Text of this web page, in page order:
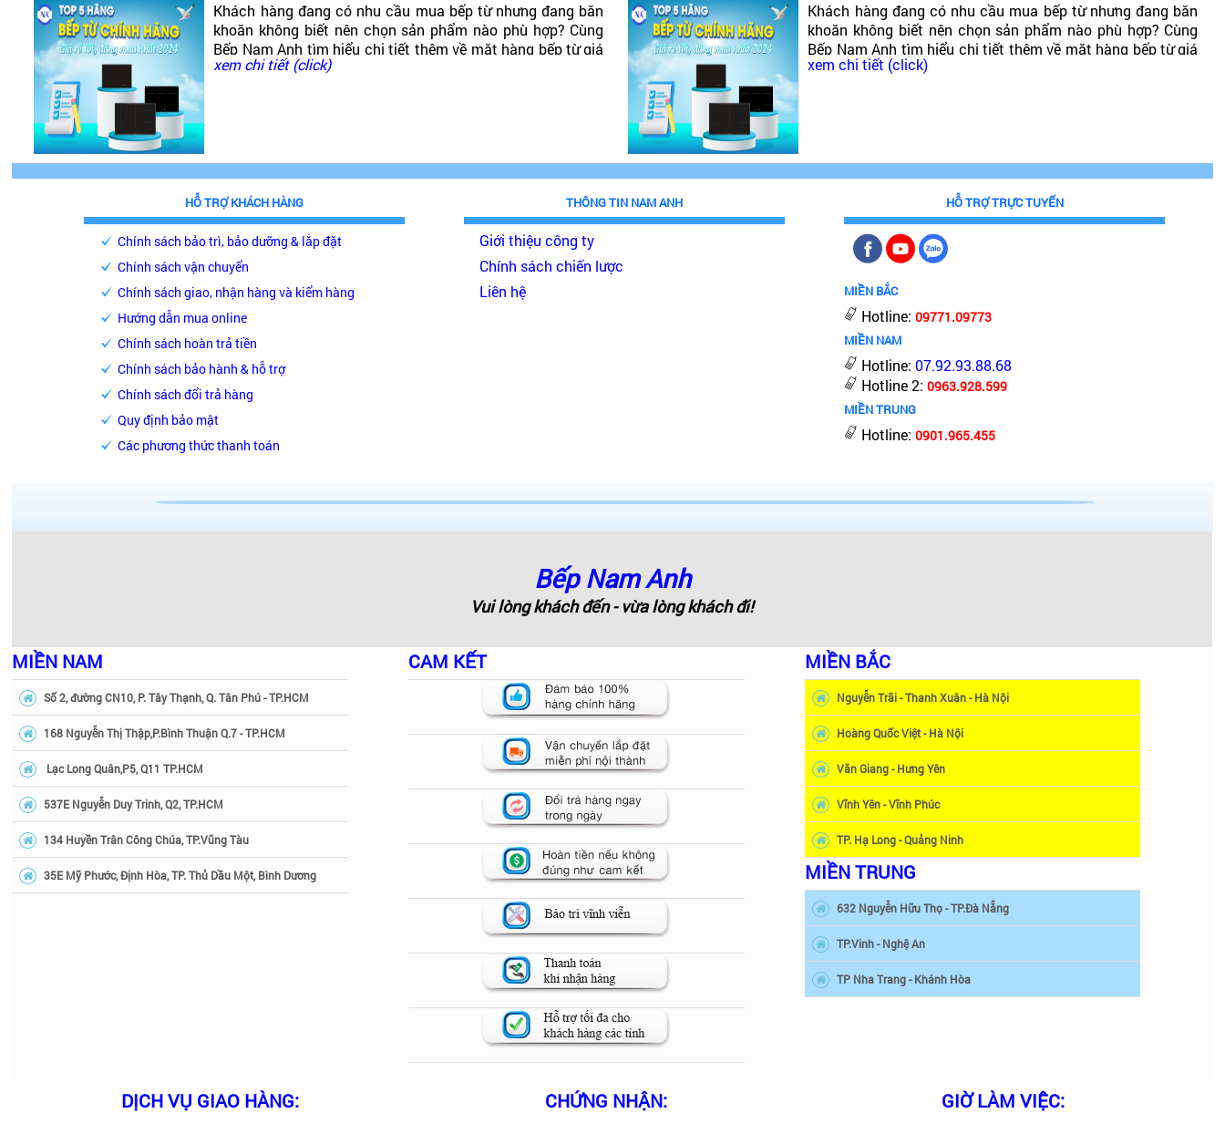
Khách hàng đang có nhu cầu mua bếp từ nhưng đang băn
khoăn không biết nên chọn sản phẩm nào phù hợp? Cùng
Bếp Nam Anh tìm hiểu chi tiết thêm về mặt hàng bếp từ giá
phải chăng, chất lượng cao, đáng mua nhất 2024!
xem chi tiết (click)
Khách hàng đang có nhu cầu mua bếp từ nhưng đang băn
khoăn không biết nên chọn sản phẩm nào phù hợp? Cùng
Bếp Nam Anh tìm hiểu chi tiết thêm về mặt hàng bếp từ giá
phải chăng, chất lượng cao, đáng mua nhất 2024!
xem chi tiết (click)
HỖ TRỢ KHÁCH HÀNG
Chính sách bảo trì, bảo dưỡng & lắp đặt
Chính sách vận chuyển
Chính sách giao, nhận hàng và kiểm hàng
Hướng dẫn mua online
Chính sách hoàn trả tiền
Chính sách bảo hành & hỗ trợ
Chính sách đổi trả hàng
Quy định bảo mật
Các phương thức thanh toán
THÔNG TIN NAM ANH
Giới thiệu công ty
Chính sách chiến lược
Liên hệ
HỖ TRỢ TRỰC TUYẾN
MIỀN BẮC
Hotline:09771.09773
MIỀN NAM
Hotline:07.92.93.88.68
Hotline 2:0963.928.599
MIỀN TRUNG
Hotline:0901.965.455
Bếp Nam Anh
Vui lòng khách đến - vừa lòng khách đi!
MIỀN NAM
Số 2, đường CN10, P. Tây Thạnh, Q. Tân Phú - TP.HCM
168 Nguyễn Thị Thập,P.Bình Thuận Q.7 - TP.HCM
Lạc Long Quân,P5, Q11 TP.HCM
537E Nguyễn Duy Trinh, Q2, TP.HCM
134 Huyền Trân Công Chúa, TP.Vũng Tàu
35E Mỹ Phước, Định Hòa, TP. Thủ Dầu Một, Bình Dương
CAM KẾT MIỀN BẮC
Nguyễn Trãi - Thanh Xuân - Hà Nội
Hoàng Quốc Việt - Hà Nội
Văn Giang - Hưng Yên
Vĩnh Yên - Vĩnh Phúc
TP. Hạ Long - Quảng Ninh
MIỀN TRUNG
632 Nguyễn Hữu Thọ - TP.Đà Nẵng
TP.Vinh - Nghệ An
TP Nha Trang - Khánh Hòa
DỊCH VỤ GIAO HÀNG: CHỨNG NHẬN: GIỜ LÀM VIỆC: